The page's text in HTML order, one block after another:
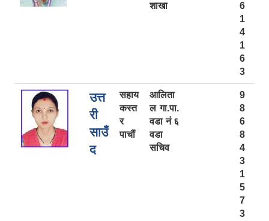
शाखा
6
1
4
1
6
3
उत्त
री
साउँ
द
सहाय
कस्त
र
पाचौं
आलिता
ल गा.पा.
वडा नं ६
वडा
सचिव
9
8
6
8
4
3
1
5
7
3